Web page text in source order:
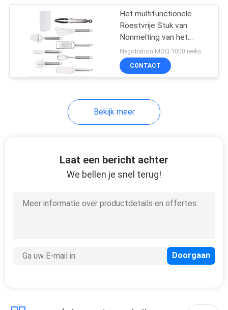
Silicone het
Bedruipen Borstel
De Tang van het
zwaait
Het multifunctionele
Roestvrije Stuk van
Nonmelting van het
Keukenwerktuig
Vastgestelde Niet
geroeste 8
Negotiation MOQ:1000 reeks
CONTACT
Bekijk meer
Laat een bericht achter
We bellen je snel terug!